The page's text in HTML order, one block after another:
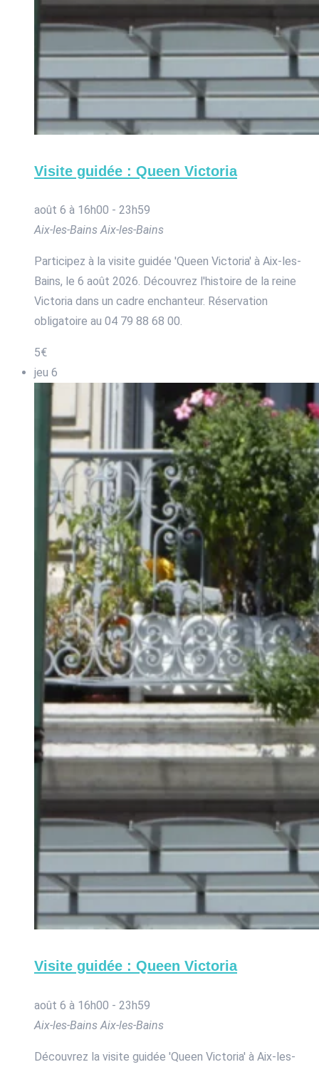
Visite guidée : Queen Victoria
août 6 à 16h00 - 23h59
Aix-les-BainsAix-les-Bains
Participez à la visite guidée 'Queen Victoria' à Aix-les-
Bains, le 6 août 2026. Découvrez l'histoire de la reine
Victoria dans un cadre enchanteur. Réservation
obligatoire au 04 79 88 68 00.
5€
jeu 6
Visite guidée : Queen Victoria
août 6 à 16h00 - 23h59
Aix-les-BainsAix-les-Bains
Découvrez la visite guidée 'Queen Victoria' à Aix-les-